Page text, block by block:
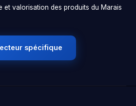
et valorisation des produits du Marais
spécifique